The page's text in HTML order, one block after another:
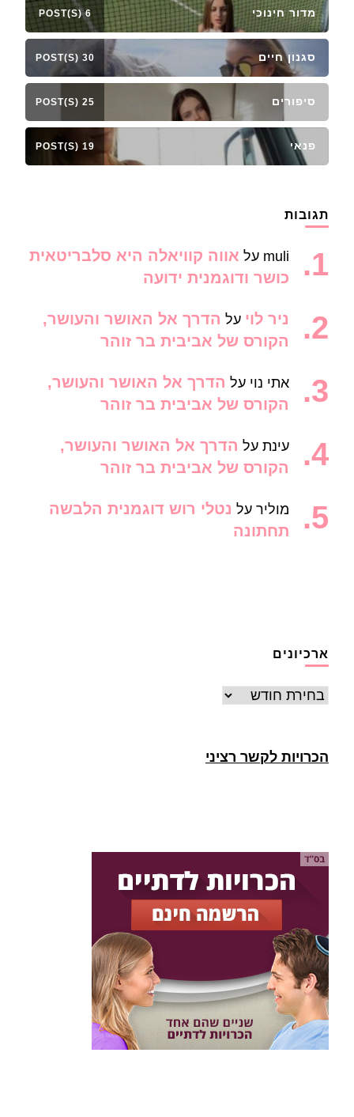
מדור חינוכי 6 POST(S)
סגנון חיים 30 POST(S)
סיפורים 25 POST(S)
פנאי 19 POST(S)
תגובות
muli על אווה קוויאלה היא סלבריטאית
כושר ודוגמנית ידועה
ניר לוי על הדרך אל האושר והעושר,
הקורס של אביבית בר זוהר
אתי נוי על הדרך אל האושר והעושר,
הקורס של אביבית בר זוהר
עינת על הדרך אל האושר והעושר,
הקורס של אביבית בר זוהר
מוליר על נטלי רוש דוגמנית הלבשה
תחתונה
ארכיונים
ארכיונים
הכרויות לקשר רציני